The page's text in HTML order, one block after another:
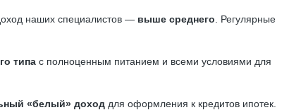
наших специалистов — выше среднего . Регулярные
типа с полноценным питанием и всеми условиями для
«белый» доход для оформления к кредитов ипотек.